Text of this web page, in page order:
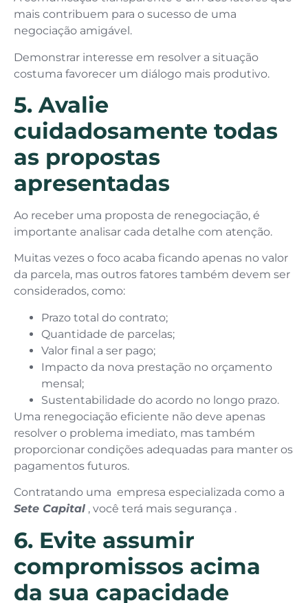
mais contribuem para o sucesso de uma
negociação amigável.
Demonstrar interesse em resolver a situação
costuma favorecer um diálogo mais produtivo.
5. Avalie
cuidadosamente todas
as propostas
apresentadas
Ao receber uma proposta de renegociação, é
importante analisar cada detalhe com atenção.
Muitas vezes o foco acaba ficando apenas no valor
da parcela, mas outros fatores também devem ser
considerados, como:
Prazo total do contrato;
Quantidade de parcelas;
Valor final a ser pago;
Impacto da nova prestação no orçamento
mensal;
Sustentabilidade do acordo no longo prazo.
Uma renegociação eficiente não deve apenas
resolver o problema imediato, mas também
proporcionar condições adequadas para manter os
pagamentos futuros.
Contratando uma empresa especializada como a
Sete Capital , você terá mais segurança .
6. Evite assumir
compromissos acima
da sua capacidade